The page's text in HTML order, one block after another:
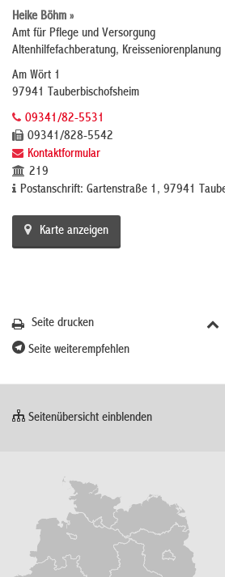
Heike Böhm »
Amt für Pflege und Versorgung
Altenhilfefachberatung, Kreisseniorenplanung
Am Wört 1
97941 Tauberbischofsheim
09341/82-5531
09341/828-5542
Kontaktformular
219
Postanschrift: Gartenstraße 1, 97941
Karte anzeigen
Seite drucken
Seite weiterempfehlen
Seitenübersicht einblenden